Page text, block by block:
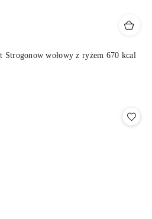
wołowy z ryżem 670 kcal